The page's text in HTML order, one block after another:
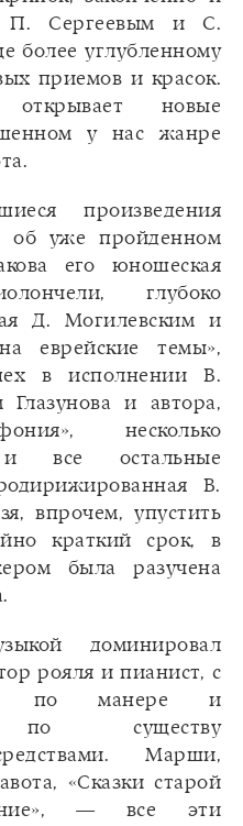
П. Сергеевым и С.
более углубленному
приемов и красок.
новые
у нас жанре
произведения
об уже пройденном
его юношеская
глубоко
Д. Могилевским и
еврейские темы»,
в исполнении В.
Глазунова и автора,
несколько
все остальные
В.
впрочем, упустить
краткий срок, в
была разучена
доминировал
рояля и пианист, с
по манере и
по существу
Марши,
«Сказки старой
— все эти